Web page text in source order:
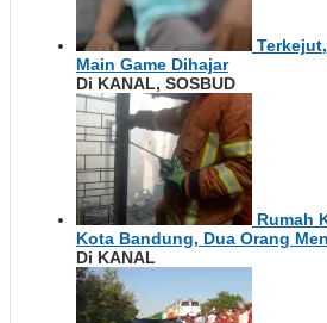
Main Game Dihajar
Di KANAL, SOSBUD
Rumah
Kota Bandung, Dua Orang
Di KANAL